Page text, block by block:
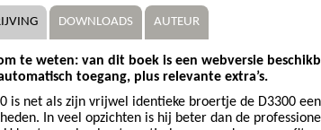
DOWNLOADS AUTEUR
te weten: van dit boek is een webversie
toegang, plus relevante extra’s.
is net als zijn vrijwel identieke broertje de D3300
In veel opzichten is hij beter dan de